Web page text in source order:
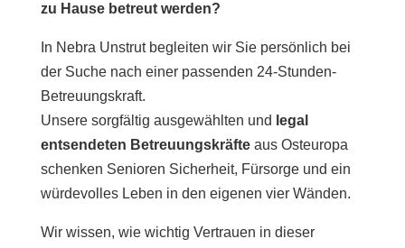
zu Hause betreut werden?
In Nebra Unstrut begleiten wir Sie persönlich bei
der Suche nach einer passenden 24-Stunden-
Betreuungskraft.
Unsere sorgfältig ausgewählten und legal
entsendeten Betreuungskräfteaus Osteuropa
schenken Senioren Sicherheit, Fürsorge und ein
würdevolles Leben in den eigenen vier Wänden.
Wir wissen, wie wichtig Vertrauen in dieser